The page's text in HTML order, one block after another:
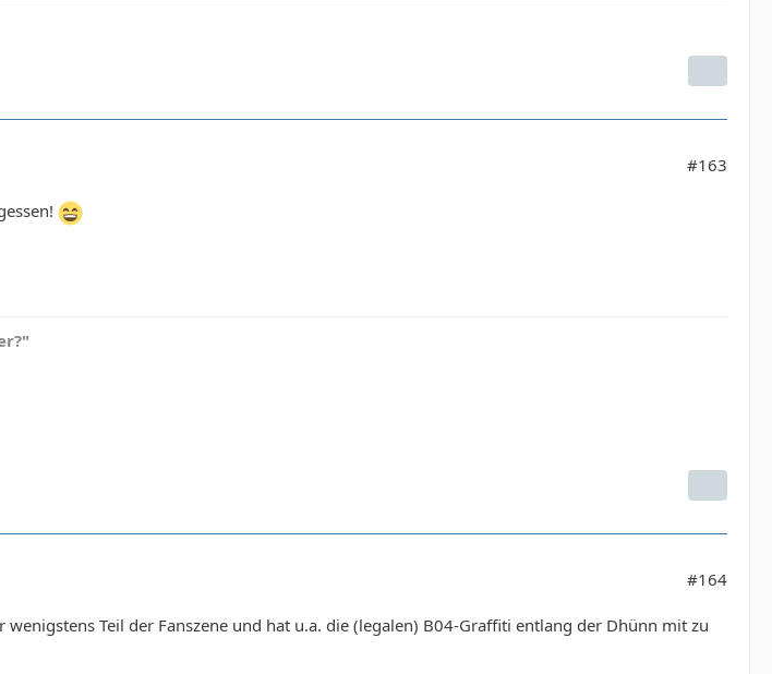
#163
#164
Teil der Fanszene und hat u.a. die (legalen) B04-Graffiti entlang der Dhünn mit zu